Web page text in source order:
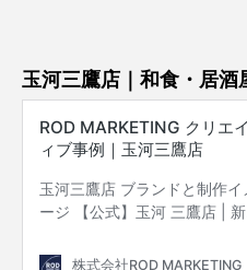
玉河三鷹店｜和食・居酒